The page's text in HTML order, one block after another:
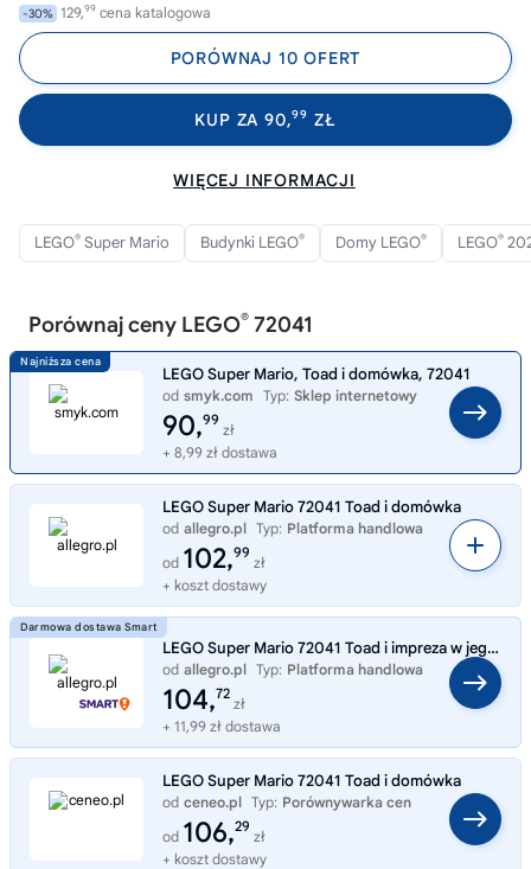
-30% 129,99 cena katalogowa
PORÓWNAJ 10 OFERT
KUP ZA 90,99 ZŁ
WIĘCEJ INFORMACJI
LEGO® Super Mario Budynki LEGO® Domy LEGO® LEGO®
Porównaj ceny LEGO® 72041
LEGO Super Mario, Toad i domówka, 72041
od smyk.com Typ: Sklep internetowy
90,99
zł
+ 8,99 zł dostawa
LEGO Super Mario 72041 Toad i domówka
od allegro.pl Typ: Platforma handlowa
od 102,99
zł
+ koszt dostawy
LEGO Super Mario 72041 Toad i impreza w jego domku
od allegro.pl Typ: Platforma handlowa
104,72
zł
+ 11,99 zł dostawa
LEGO Super Mario 72041 Toad i domówka
od ceneo.pl Typ: Porównywarka cen
od 106,29
zł
+ koszt dostawy